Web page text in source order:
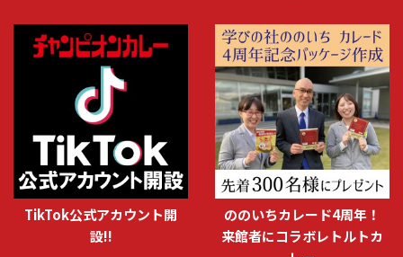
TikTok公式アカウント開
設!!
ののいちカレード4周年！
来館者にコラボレトルトカ